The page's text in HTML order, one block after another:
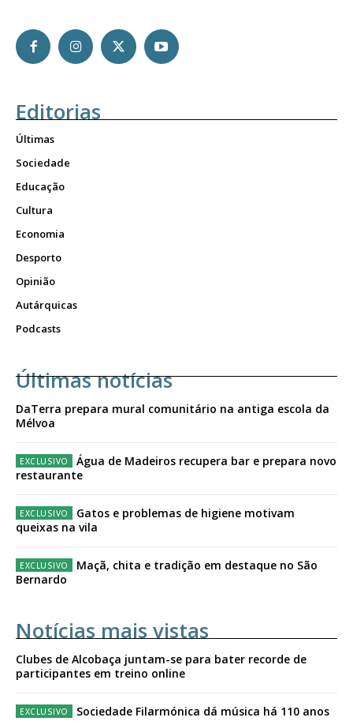
Editorias
Últimas
Sociedade
Educação
Cultura
Economia
Desporto
Opinião
Autárquicas
Podcasts
Últimas notícias
DaTerra prepara mural comunitário na antiga escola da
Mélvoa
Água de Madeiros recupera bar e prepara novo
restaurante
Gatos e problemas de higiene motivam
queixas na vila
Maçã, chita e tradição em destaque no São
Bernardo
Notícias mais vistas
Clubes de Alcobaça juntam-se para bater recorde de
participantes em treino online
Sociedade Filarmónica dá música há 110 anos